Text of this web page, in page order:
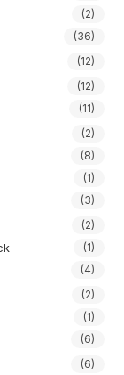
(2)
(36)
(12)
(12)
(11)
(2)
(8)
(1)
(3)
(2)
(1)
(4)
(2)
(1)
(6)
(6)